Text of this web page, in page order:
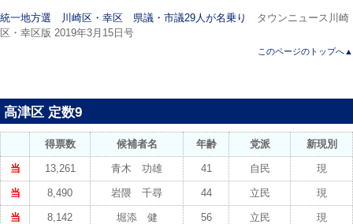
統一地方選 川崎区・幸区 県議・市議29人が名乗り
タウンニュース川崎
区・幸区版 2019年3月15日号
このページのトップへ▲
高津区 定数9
得票数 候補者名 年齢 党派 新現別
当 13,261 青木 功雄 41 自民 現
当 8,490 岩隈 千尋 44 立民 現
当 8,142 堀添 健 56 立民 現